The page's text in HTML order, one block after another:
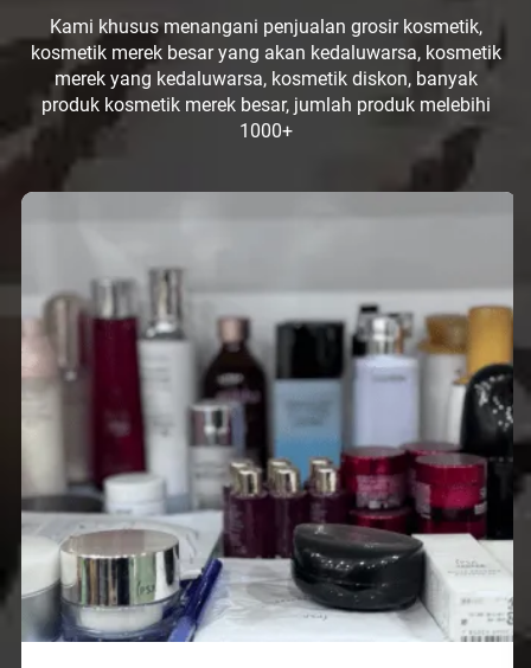
Kami khusus menangani penjualan grosir kosmetik,
kosmetik merek besar yang akan kedaluwarsa, kosmetik
merek yang kedaluwarsa, kosmetik diskon, banyak
produk kosmetik merek besar, jumlah produk melebihi
1000+